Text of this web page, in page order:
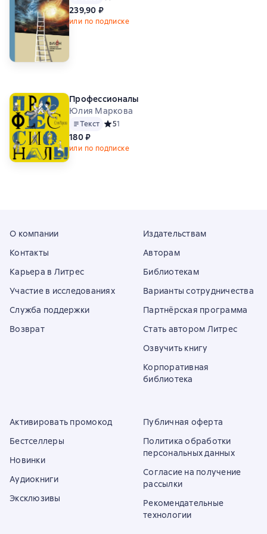
239,90 ₽
или по подписке
Профессионалы
Юлия Маркова
Текст Средний рейтинг 5 на основе 1 оценок
51
180 ₽
или по подписке
О компании
Контакты
Карьера в Литрес
Участие в исследованиях
Служба поддержки
Возврат
Издательствам
Авторам
Библиотекам
Варианты сотрудничества
Партнёрская программа
Стать автором Литрес
Озвучить книгу
Корпоративная
библиотека
Активировать промокод
Бестселлеры
Новинки
Аудиокниги
Эксклюзивы
Публичная оферта
Политика обработки
персональных данных
Согласие на получение
рассылки
Рекомендательные
технологии